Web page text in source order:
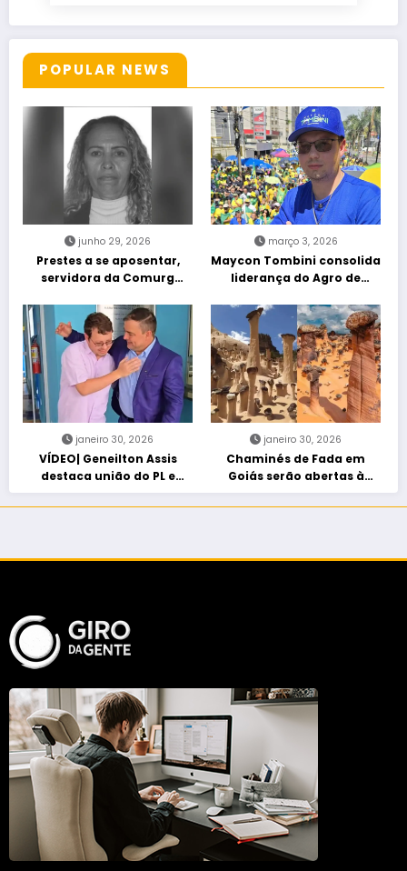
POPULAR NEWS
junho 29, 2026
Prestes a se aposentar,
servidora da Comurg
entra em protocolo de
morte encefálica
março 3, 2026
Maycon Tombini consolida
liderança do Agro de
“Acorda Brasil” em Goiânia
janeiro 30, 2026
VÍDEO| Geneilton Assis
destaca união do PL e
consolidação de apoio a
Maycon Tombini em Jataí
janeiro 30, 2026
Chaminés de Fada em
Goiás serão abertas à
visitação controlada